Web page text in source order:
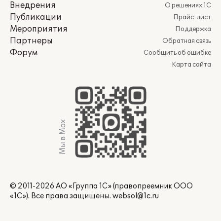
Внедрения
Публикации
Мероприятия
Партнеры
Форум
О решениях 1С
Прайс-лист
Поддержка
Обратная связь
Сообщить об ошибке
Карта сайта
Мы в Max
© 2011-2026 АО «Группа 1С» (правопреемник ООО
«1С»). Все права защищены. websol@1c.ru